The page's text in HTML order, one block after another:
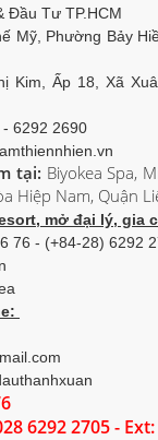
Đầu Tư TP.HCM
Mỹ, Phường Bảy
Kim, Ấp 18, Xã
6292 2690
tại: Biyokea Spa,
Hiệp Nam, Quận
mở đại lý, gia
76 - (+84-28) 6292
6292 2705 - Ext: